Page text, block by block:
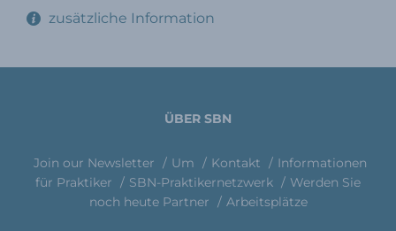
zusätzliche Information
ÜBER SBN
Join our Newsletter Um Kontakt
Informationen
für Praktiker
SBN-Praktikernetzwerk
Werden Sie
noch heute Partner
Arbeitsplätze